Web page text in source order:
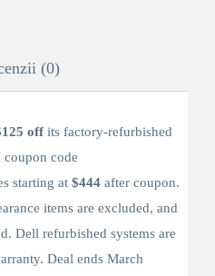
(0)
off its factory-refurbished
code
starting at $444 after coupon.
items are excluded, and
Dell refurbished systems are
Deal ends March